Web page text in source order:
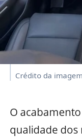
Crédito da
O
qualidade dos